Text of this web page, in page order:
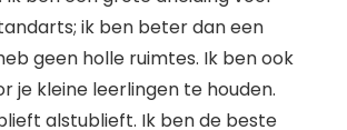
ik ben beter dan een
geen holle ruimtes. Ik ben ook
je kleine leerlingen te houden.
alstublieft. Ik ben de beste